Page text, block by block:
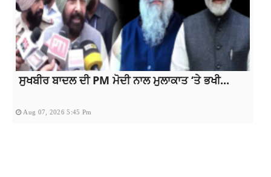
ਸੁਖਬੀਰ ਬਾਦਲ ਦੀ PM ਮੋਦੀ ਨਾਲ ਮੁਲਾਕਾਤ ‘ਤੇ ਭਖੀ...
Aug 07, 2026 5:45 Pm